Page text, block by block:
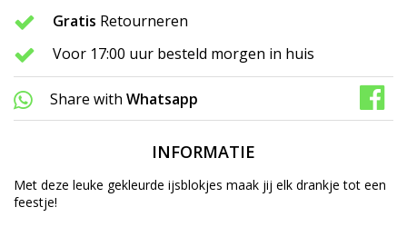
Gratis Retourneren
Voor 17:00 uur besteld morgen in huis
Share with Whatsapp
INFORMATIE
Met deze leuke gekleurde ijsblokjes maak jij elk drankje tot een
feestje!